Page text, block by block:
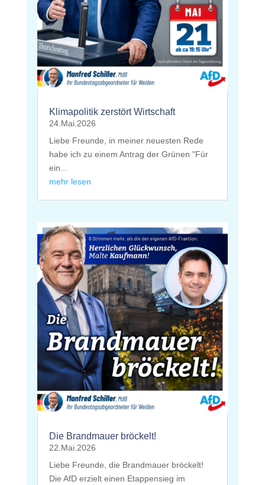
Klimapolitik zerstört Wirtschaft
24.Mai.2026
Liebe Freunde, in meiner neuesten Rede
habe ich zu einem Antrag der Grünen "Für
ein...
mehr lesen
Die Brandmauer bröckelt!
22.Mai.2026
Liebe Freunde, die Brandmauer bröckelt!
Die AfD erzielt einen Etappensieg im